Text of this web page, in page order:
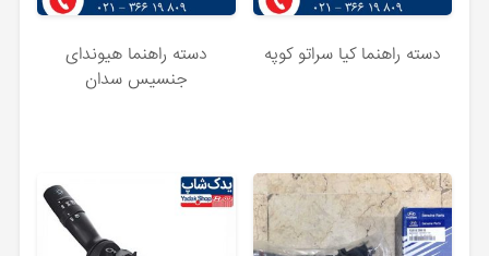
دسته راهنما کیا سراتو کوپه
دسته راهنما هیوندای
جنسیس سدان